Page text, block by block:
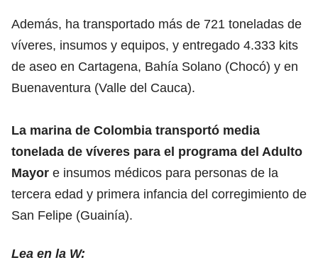
Además, ha transportado más de 721 toneladas de
víveres, insumos y equipos, y entregado 4.333 kits
de aseo en Cartagena, Bahía Solano (Chocó) y en
Buenaventura (Valle del Cauca).
La marina de Colombia transportó media
tonelada de víveres para el programa del Adulto
Mayor e insumos médicos para personas de la
tercera edad y primera infancia del corregimiento de
San Felipe (Guainía).
Lea en la W: